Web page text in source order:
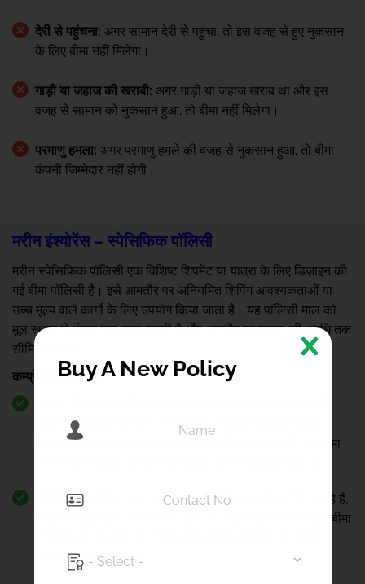
देरी से पहुंचना: अगर सामान देरी से पहुंचा, तो इस वजह से हुए नुकसान
के लिए बीमा नहीं मिलेगा।
गाड़ी या जहाज की खराबी: अगर गाड़ी या जहाज खराब था और इस
वजह से सामान को नुकसान हुआ, तो बीमा नहीं मिलेगा।
परमाणु हमला: अगर परमाणु हमले की वजह से नुकसान हुआ, तो बीमा
कंपनी जिम्मेदार नहीं होगी।
मरीन इंश्योरेंस – स्पेसिफिक पॉलिसी
मरीन स्पेसिफिक पॉलिसी एक विशिष्ट शिपमेंट या यात्रा के लिए डिज़ाइन की
गई बीमा पॉलिसी है। इसे आमतौर पर अनियमित शिपिंग आवश्यकताओं या
उच्च मूल्य वाले कार्गो के लिए उपयोग किया जाता है। यह पॉलिसी माल को
मूल स्थान से गंतव्य तक कवर करती है और आमतौर पर यात्रा की अवधि तक
सीमित होती है।
कम्प्रेहैन्सिव कवरेज:
बाहर भेज रहे हैं या विदेश में ले जा रहे हैं, तो आप "आईसीसी ए ऑल
रिस्क" ( ICC A All Risk) नाम का एक बीमा ले सकते हैं। यह बीमा
लगभग सभी तरह के नुकसान से आपका सामान सुरक्षित रखता है।
देश के अंदर यात्रा:
अगर आप सामान सिर्फ देश के अंदर ही ले जा रहे हैं,
तो आप "आईटीसी ए ऑल रिस्क" (ITC A All Risk) नाम का एक बीमा
सामान सुरक्षित रखता है।
Buy A New Policy